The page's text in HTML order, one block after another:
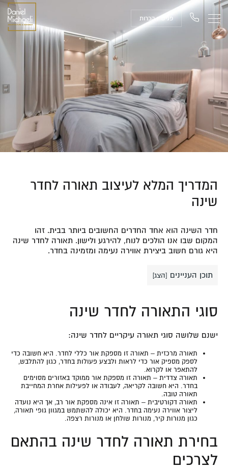
פגישת הכרות
המדריך המלא לעיצוב תאורה לחדר
שינה
חדר השינה הוא אחד החדרים החשובים ביותר בבית. זהו
המקום שבו אנו הולכים לנוח, להירגע ולישון. תאורה לחדר שינה
היא גורם חשוב ביצירת אווירה נעימה ומזמינה בחדר.
תוכן העניינים [הצג]
סוגי התאורה לחדר שינה
ישנם שלושה סוגי תאורה עיקריים לחדר שינה:
תאורה מרכזית – תאורה זו מספקת אור כללי לחדר. היא חשובה כדי
לספק מספיק אור כדי לראות ולבצע פעולות בחדר, כגון להתלבש,
להתאפר או לקרוא.
תאורה צדדית – תאורה זו מספקת אור ממוקד באזורים מסוימים
בחדר. היא חשובה לקריאה, לעבודה או לפעילות אחרת המחייבת
תאורה טובה.
תאורה דקורטיבית – תאורה זו אינה מספקת אור רב, אך היא נועדה
ליצור אווירה נעימה בחדר. היא יכולה להשתמש במגוון גופי תאורה,
כגון מנורות קיר, מנורות שולחן או מנורות רצפה.
בחירת תאורה לחדר שינה בהתאם
לצרכים